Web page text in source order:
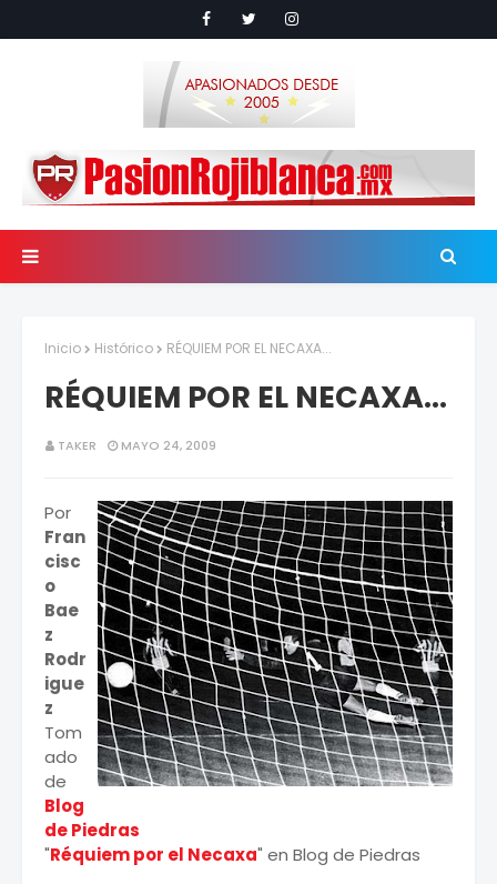
Inicio Histórico RÉQUIEM POR EL NECAXA...
RÉQUIEM POR EL NECAXA...
TAKER MAYO 24, 2009
Por
Fran
cisc
o
Bae
z
Rodr
igue
z
Tom
ado
de
Blog
de Piedras
"Réquiem por el Necaxa" en Blog de Piedras